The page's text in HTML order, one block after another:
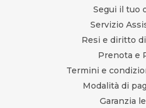
Segui il tuo
Servizio
Resi e diritto
Prenota e
Termini e
Modalità di
Garanzia